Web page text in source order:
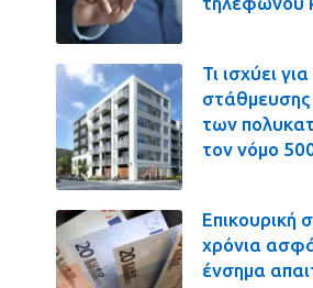
Τι ισχύει
στάθμευσης
των
τον νόμο
Επικουρική
χρόνια
ένσημα